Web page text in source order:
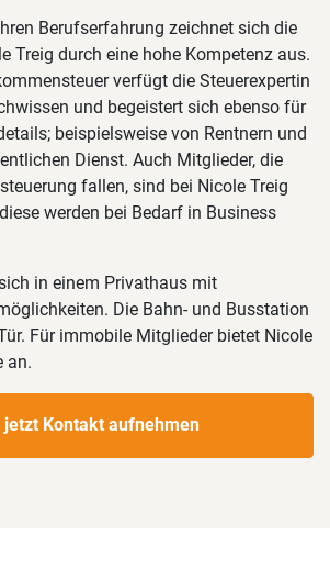
Berufserfahrung zeichnet sich die
Treig durch eine hohe Kompetenz aus.
verfügt die Steuerexpertin
und begeistert sich ebenso für
beispielsweise von Rentnern und
Dienst. Auch Mitglieder, die
fallen, sind bei Nicole Treig
werden bei Bedarf in Business
in einem Privathaus mit
Die Bahn- und Busstation
Für immobile Mitglieder bietet Nicole
an.
jetzt Kontakt aufnehmen